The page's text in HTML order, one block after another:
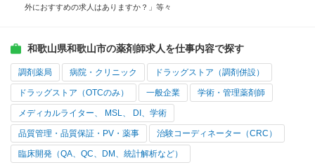
外におすすめの求人はありますか？」等々
和歌山県和歌山市の薬剤師求人を仕事内容で探す
調剤薬局 病院・クリニック ドラッグストア（調剤併設）
ドラッグストア（OTCのみ） 一般企業 学術・管理薬剤師
メディカルライター、 MSL、 DI、学術
品質管理・品質保証・PV・薬事 治験コーディネーター（CRC）
臨床開発（QA、QC、DM、統計解析など）